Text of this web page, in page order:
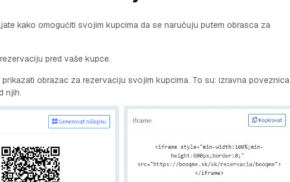
kako omogućiti svojim kupcima da se naručuju putem obrasca za
pred vaše kupce.
obrazac za rezervaciju svojim kupcima. To su: izravna poveznica
njih.